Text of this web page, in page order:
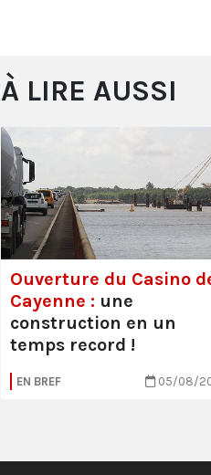
À LIRE AUSSI
Ouverture du Casino
Cayenne : une
construction en un
temps record !
EN BREF 05/08/